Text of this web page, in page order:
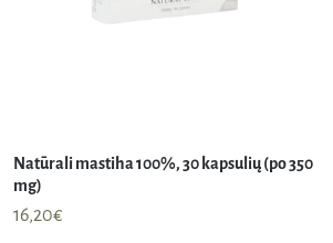
Natūrali mastiha 100%, 30 kapsulių (po 350
mg)
16,20€